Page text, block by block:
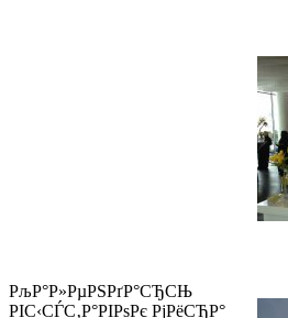
РљР°Р»РµРЅРґР°СЂСЊ
РІС‹СЃС‚Р°РІРѕРє РјРёСЂР°